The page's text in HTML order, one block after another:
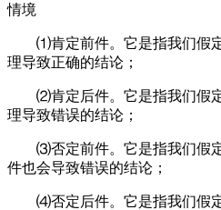
情境
⑴肯定前件。它是指我们假
理导致正确的结论；
⑵肯定后件。它是指我们假
理导致错误的结论；
⑶否定前件。它是指我们假
件也会导致错误的结论；
⑷否定后件。它是指我们假